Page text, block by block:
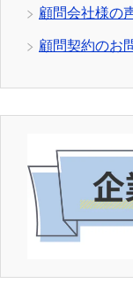
顧問会社様の
顧問契約のお